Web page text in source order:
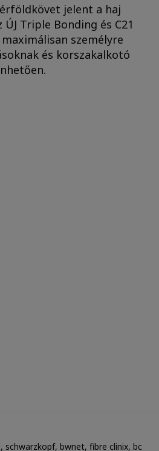
jelent a haj
Triple Bonding és C21
személyre
és korszakalkotó